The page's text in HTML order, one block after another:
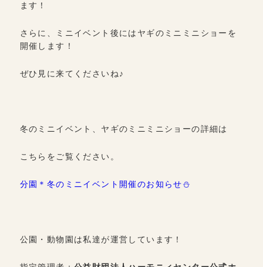
ます！
さらに、ミニイベント後にはヤギのミニミニショーを
開催します！
ぜひ見に来てくださいね♪
冬のミニイベント、ヤギのミニミニショーの詳細は
こちらをご覧ください。
分園＊冬のミニイベント開催のお知らせ⛄
公園・動物園は私達が運営しています！